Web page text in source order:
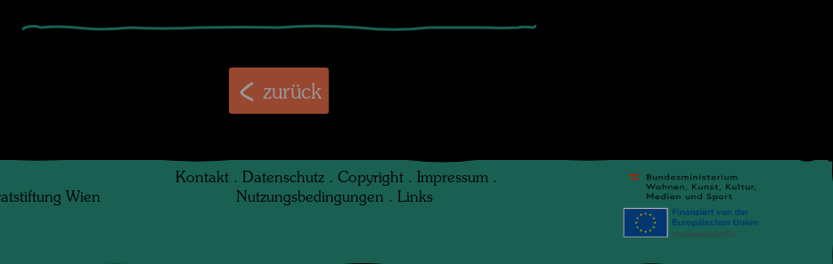
zurück
Wien
Kontakt . Datenschutz . Copyright . Impressum .
Nutzungsbedingungen . Links